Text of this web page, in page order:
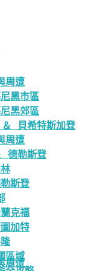
周遭
周遭
黑市區
黑郊區
貝希特斯加登
周遭
德勒斯登
斯登
克福
加特
區域